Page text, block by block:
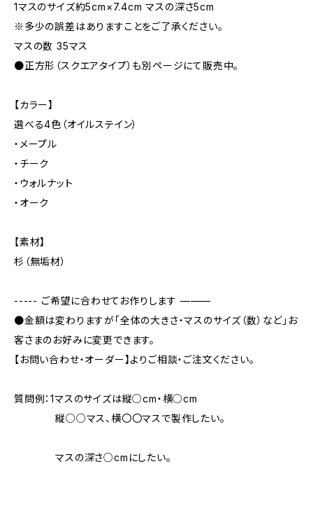
1マスのサイズ約5cm×7.4cm マスの深さ5cm
※多少の誤差はありますことをご了承ください。
マスの数 35マス
●正方形（スクエアタイプ）も別ページにて販売中。
【カラー】
選べる4色（オイルステイン）
・メープル
・チーク
・ウォルナット
・オーク
【素材】
杉（無垢材）
----- ご希望に合わせてお作りします ———
●金額は変わりますが「全体の大きさ・マスのサイズ（数）など」お
客さまのお好みに変更できます。
【お問い合わせ・オーダー】よりご相談・ご注文ください。
質問例：1マスのサイズは縦○cm・横○cm
縦○○マス、横〇〇マスで製作したい。
マスの深さ○cmにしたい。